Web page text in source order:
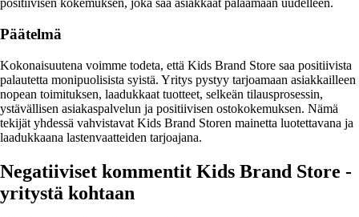
positiivisen kokemuksen, joka saa asiakkaat palaamaan uudelleen.
Päätelmä
Kokonaisuutena voimme todeta, että Kids Brand Store saa positiivista
palautetta monipuolisista syistä. Yritys pystyy tarjoamaan asiakkailleen
nopean toimituksen, laadukkaat tuotteet, selkeän tilausprosessin,
ystävällisen asiakaspalvelun ja positiivisen ostokokemuksen. Nämä
tekijät yhdessä vahvistavat Kids Brand Storen mainetta luotettavana ja
laadukkaana lastenvaatteiden tarjoajana.
Negatiiviset kommentit Kids Brand Store -
yritystä kohtaan